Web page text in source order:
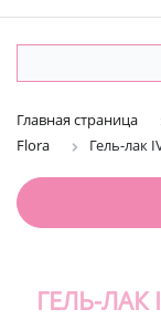
Главная страница
Flora
Гель-лак
ГЕЛЬ-ЛАК